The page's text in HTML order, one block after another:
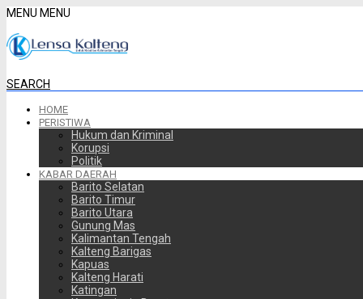
MENU MENU
SEARCH
HOME
PERISTIWA
Hukum dan Kriminal
Korupsi
Politik
KABAR DAERAH
Barito Selatan
Barito Timur
Barito Utara
Gunung Mas
Kalimantan Tengah
Kalteng Barigas
Kapuas
Kalteng Harati
Katingan